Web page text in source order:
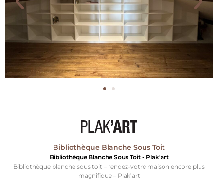
Bibliothèque Blanche Sous Toit
Bibliothèque Blanche Sous Toit - Plak'art
Bibliothèque blanche sous toit – rendez-votre maison encore plus
magnifique – Plak’art